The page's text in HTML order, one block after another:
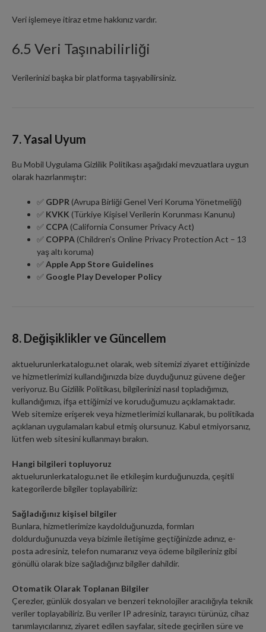
Veri işlemeye itiraz etme hakkınız vardır.
6.5 Veri Taşınabilirliği
Verilerinizi başka bir platforma taşıyabilirsiniz.
7. Yasal Uyum
Bu Mobil Uygulama Gizlilik Politikası aşağıdaki mevzuatlara uygun
olarak hazırlanmıştır:
✅ GDPR (Avrupa Birliği Genel Veri Koruma Yönetmeliği)
✅ KVKK (Türkiye Kişisel Verilerin Korunması Kanunu)
✅ CCPA (California Consumer Privacy Act)
✅ COPPA (Children’s Online Privacy Protection Act – 13
yaş altı koruma)
✅Apple App Store Guidelines
✅ Google Play Developer Policy
8. Değişiklikler ve Güncellem
aktuelurunlerkatalogu.net olarak, web sitemizi ziyaret ettiğinizde
ve hizmetlerimizi kullandığınızda bize duyduğunuz güvene değer
veriyoruz. Bu Gizlilik Politikası, bilgilerinizi nasıl topladığımızı,
kullandığımızı, ifşa ettiğimizi ve koruduğumuzu açıklamaktadır.
Web sitemize erişerek veya hizmetlerimizi kullanarak, bu politikada
açıklanan uygulamaları kabul etmiş olursunuz. Kabul etmiyorsanız,
lütfen web sitesini kullanmayı bırakın.
Hangi bilgileri topluyoruz
aktuelurunlerkatalogu.net ile etkileşim kurduğunuzda, çeşitli
kategorilerde bilgiler toplayabiliriz:
Sağladığınız kişisel bilgiler
Bunlara, hizmetlerimize kaydolduğunuzda, formları
doldurduğunuzda veya bizimle iletişime geçtiğinizde adınız, e-
posta adresiniz, telefon numaranız veya ödeme bilgileriniz gibi
gönüllü olarak bize sağladığınız bilgiler dahildir.
Otomatik Olarak Toplanan Bilgiler
Çerezler, günlük dosyaları ve benzeri teknolojiler aracılığıyla teknik
veriler toplayabiliriz. Bu veriler IP adresiniz, tarayıcı türünüz, cihaz
tanımlayıcılarınız, ziyaret edilen sayfalar, sitede geçirilen süre ve